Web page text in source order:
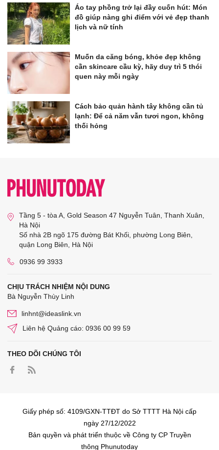
Áo tay phồng trở lại đầy cuốn hút: Món
đồ giúp nàng ghi điểm với vẻ đẹp thanh
lịch và nữ tính
Muốn da căng bóng, khỏe đẹp không
cần skincare cầu kỳ, hãy duy trì 5 thói
quen này mỗi ngày
Cách bảo quản hành tây không cần tủ
lạnh: Để cả năm vẫn tươi ngon, không
thối hỏng
Tầng 5 - tòa A, Gold Season 47 Nguyễn Tuân, Thanh Xuân,
Hà Nội
Số nhà 2B ngõ 175 đường Bát Khối, phường Long Biên,
quận Long Biên, Hà Nội
0936 99 3933
CHỊU TRÁCH NHIỆM NỘI DUNG
Bà Nguyễn Thùy Linh
linhnt@ideaslink.vn
Liên hệ Quảng cáo: 0936 00 99 59
THEO DÕI CHÚNG TÔI
Giấy phép số: 4109/GXN-TTĐT do Sở TTTT Hà Nội cấp
ngày 27/12/2022
Bản quyền và phát triển thuộc về Công ty CP Truyền
thông Phunutoday